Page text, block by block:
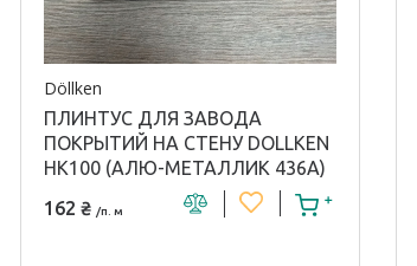
Döllken
ПЛИНТУС ДЛЯ ЗАВОДА
ПОКРЫТИЙ НА СТЕНУ DOLLKEN
HK100 (АЛЮ-МЕТАЛЛИК 436А)
162 ₴ /п. м